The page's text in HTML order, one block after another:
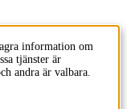
information om
tjänster är
andra är valbara.